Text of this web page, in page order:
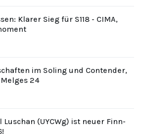
Klarer Sieg für S118 - CIMA,
im Soling und Contender,
24
Luschan (UYCWg) ist neuer Finn-